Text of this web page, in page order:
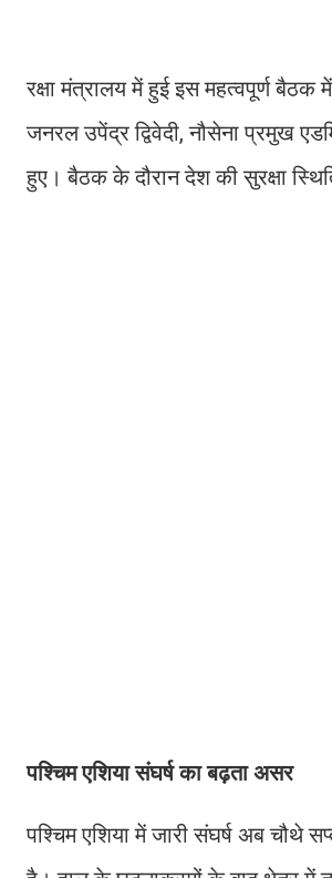
रक्षा मंत्रालय में हुई इस महत्वपूर्ण
जनरल उपेंद्र द्विवेदी, नौसेना प्रमुख
हुए। बैठक के दौरान देश की सुरक्षा
पश्चिम एशिया संघर्ष का बढ़ता असर
पश्चिम एशिया में जारी संघर्ष अब चौथे